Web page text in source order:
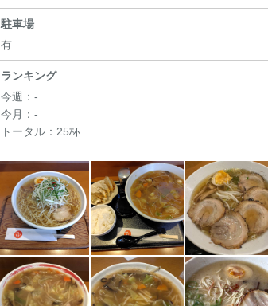
駐車場
有
ランキング
今週： -
今月： -
トータル： 25杯